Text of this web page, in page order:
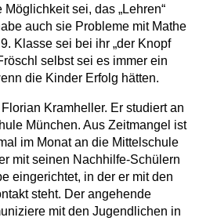
sei, das „Lehren“
auch sie Probleme mit Mathe
Klasse sei bei ihr „der Knopf
selbst sei es immer ein
die Kinder Erfolg hätten.
Kramheller. Er studiert an
München. Aus Zeitmangel ist
im Monat an die Mittelschule
mit seinen Nachhilfe-Schülern
eingerichtet, in der er mit den
steht. Der angehende
mit den Jugendlichen in